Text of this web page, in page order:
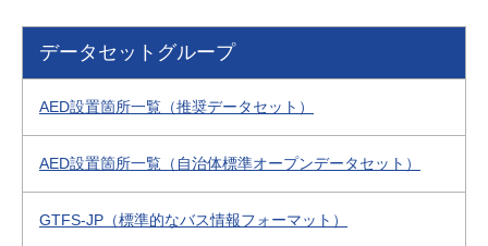
データセットグループ
AED設置箇所一覧（推奨データセット）
AED設置箇所一覧（自治体標準オープンデータセット）
GTFS-JP（標準的なバス情報フォーマット）